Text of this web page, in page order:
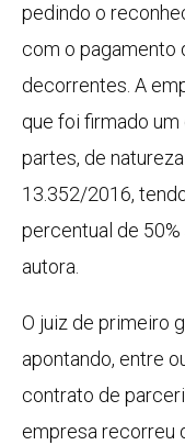
pedindo o
com o pagamento
decorrentes. A
que foi firmado
partes, de
13.352/2016,
percentual de
autora.
O juiz de primeiro
apontando, entre
contrato de
empresa recorreu